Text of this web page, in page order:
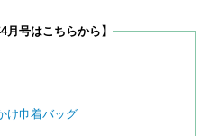
月号はこちらから】
け巾着バッグ